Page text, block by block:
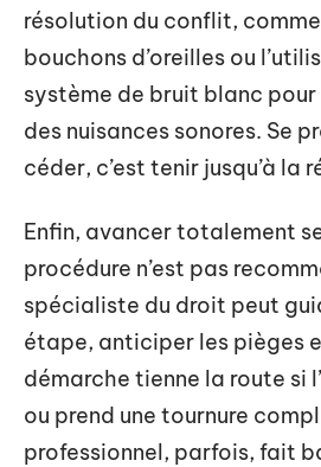
résolution du conflit,
bouchons d’oreilles ou
système de bruit blanc
des nuisances sonores. Se
céder, c’est tenir jusqu’à la
Enfin, avancer totalement
procédure n’est pas
spécialiste du droit peut
étape, anticiper les pièges
démarche tienne la route si
ou prend une tournure
professionnel, parfois, fait